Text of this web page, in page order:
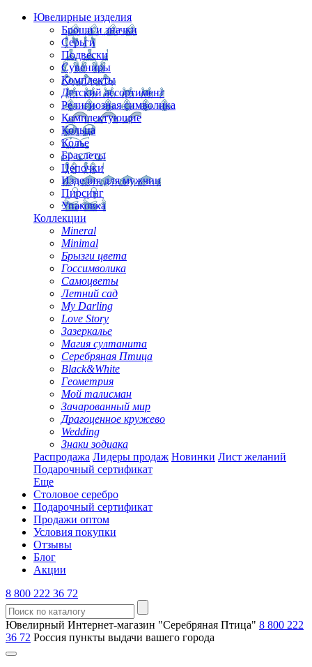
Ювелирные изделия
Броши и значки
Серьги
Подвески
Сувениры
Комплекты
Детский ассортимент
Религиозная символика
Комплектующие
Кольца
Колье
Браслеты
Цепочки
Изделия для мужчин
Пирсинг
Упаковка
Коллекции
Mineral
Minimal
Брызги цвета
Госсимволика
Самоцветы
Летний сад
My Darling
Love Story
Зазеркалье
Магия султанита
Серебряная Птица
Black&White
Геометрия
Мой талисман
Зачарованный мир
Драгоценное кружево
Wedding
Знаки зодиака
Распродажа Лидеры продаж Новинки Лист желаний
Подарочный сертификат
Еще
Столовое серебро
Подарочный сертификат
Продажи оптом
Условия покупки
Отзывы
Блог
Акции
8 800 222 36 72
Ювелирный Интернет-магазин "Серебряная Птица" 8 800 222
36 72 Россия пункты выдачи вашего города